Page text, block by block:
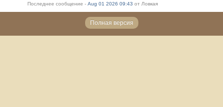
Последнее сообщение - Aug 01 2026 09:43 от Ловкая
Полная версия